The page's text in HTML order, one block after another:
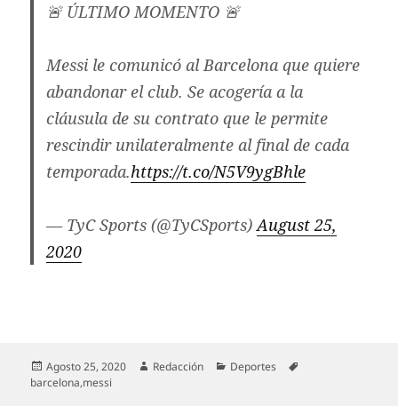
🚨 ÚLTIMO MOMENTO 🚨
Messi le comunicó al Barcelona que quiere
abandonar el club. Se acogería a la
cláusula de su contrato que le permite
rescindir unilateralmente al final de cada
temporada.https://t.co/N5V9ygBhle
— TyC Sports (@TyCSports)August 25,
2020
Publicado
el
Agosto 25, 2020 Autor
Redacción Categorías
Deportes
barcelona,messi